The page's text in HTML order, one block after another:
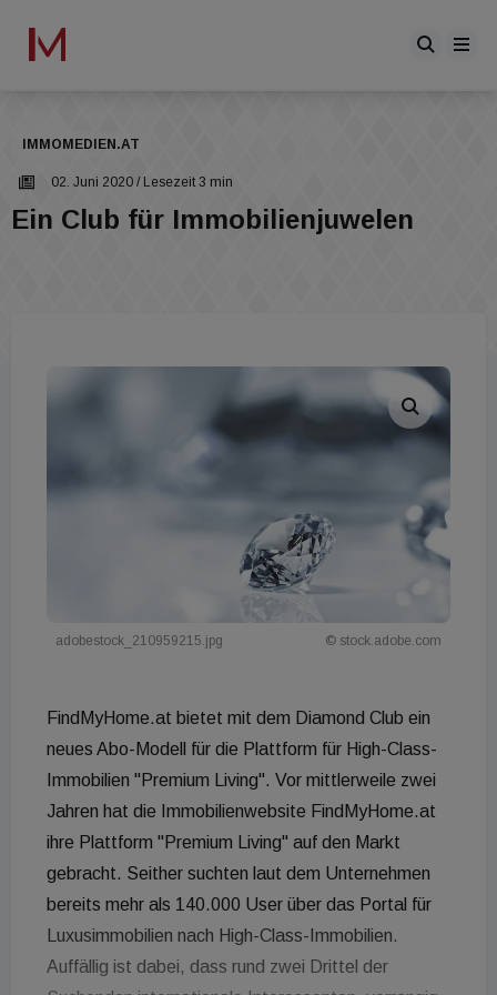
IMMOMEDIEN.AT
02. Juni 2020 / Lesezeit 3 min
Ein Club für Immobilienjuwelen
adobestock_210959215.jpg © stock.adobe.com
FindMyHome.at bietet mit dem Diamond Club ein
neues Abo-Modell für die Plattform für High-Class-
Immobilien "Premium Living". Vor mittlerweile zwei
Jahren hat die Immobilienwebsite FindMyHome.at
ihre Plattform "Premium Living" auf den Markt
gebracht. Seither suchten laut dem Unternehmen
bereits mehr als 140.000 User über das Portal für
Luxusimmobilien nach High-Class-Immobilien.
Auffällig ist dabei, dass rund zwei Drittel der